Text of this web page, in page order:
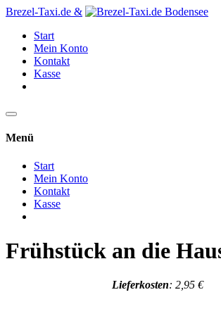
Brezel-Taxi.de &
Start
Mein Konto
Kontakt
Kasse
Menü
Start
Mein Konto
Kontakt
Kasse
Frühstück an die
Lieferkosten: 2,95 €